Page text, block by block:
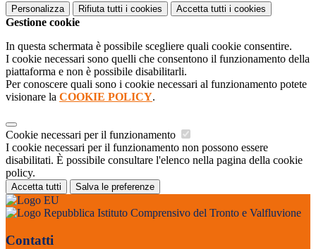
Personalizza Rifiuta tutti i cookies Accetta tutti i cookies
Gestione cookie
In questa schermata è possibile scegliere quali cookie consentire.
I cookie necessari sono quelli che consentono il funzionamento della
piattaforma e non è possibile disabilitarli.
Per conoscere quali sono i cookie necessari al funzionamento potete
visionare la COOKIE POLICY.
Cookie necessari per il funzionamento
I cookie necessari per il funzionamento non possono essere
disabilitati. È possibile consultare l'elenco nella pagina della cookie
policy.
Accetta tutti Salva le preferenze
Istituto Comprensivo del Tronto e Valfluvione
Contatti